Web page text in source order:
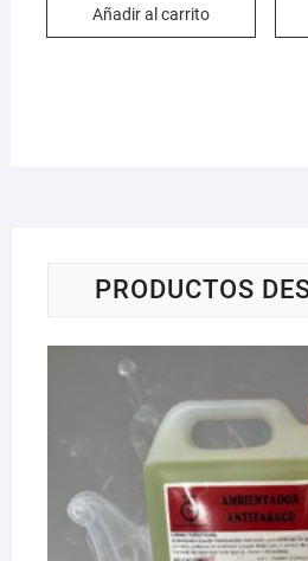
Añadir al carrito
PRODUCTOS